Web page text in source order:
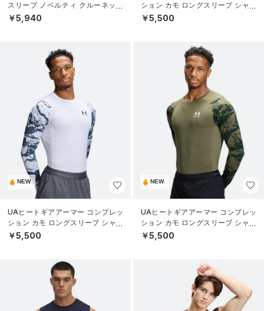
スリーブ ノベルティ クルーネック
シャツ（ゴルフ/MEN）
￥5,940
ション カモ ロングスリーブ シャツ
（トレーニング/MEN）
￥5,500
NEW
UAヒートギアアーマー コンプレッ
ション カモ ロングスリーブ シャツ
（トレーニング/MEN）
￥5,500
NEW
UAヒートギアアーマー コンプレッ
ション カモ ロングスリーブ シャツ
（トレーニング/MEN）
￥5,500